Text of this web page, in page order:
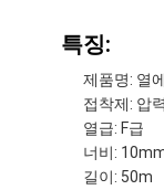
특징:
제품명: 열
접착제: 압
열급: F급
너비:
길이: 50m